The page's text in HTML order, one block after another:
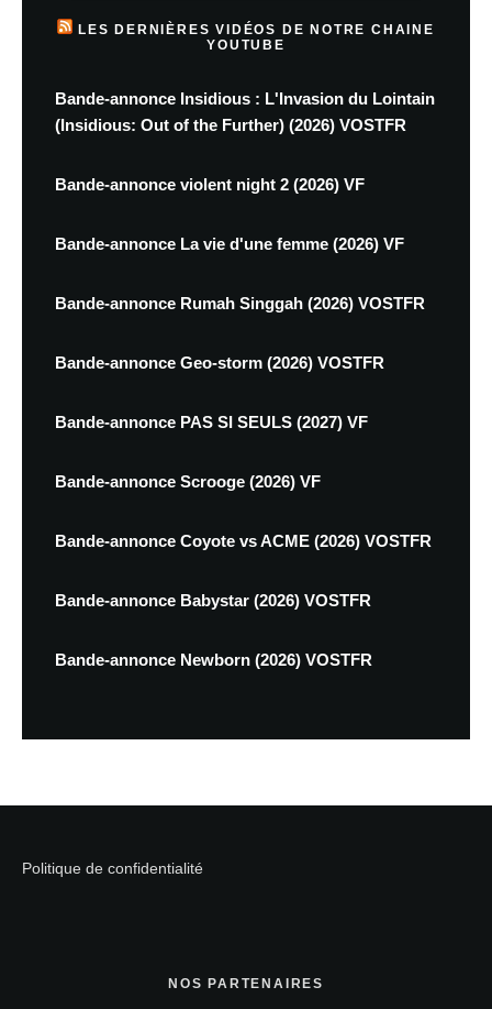
LES DERNIÈRES VIDÉOS DE NOTRE CHAINE
YOUTUBE
Bande-annonce Insidious : L'Invasion du Lointain
(Insidious: Out of the Further) (2026) VOSTFR
Bande-annonce violent night 2 (2026) VF
Bande-annonce La vie d'une femme (2026) VF
Bande-annonce Rumah Singgah (2026) VOSTFR
Bande-annonce Geo-storm (2026) VOSTFR
Bande-annonce PAS SI SEULS (2027) VF
Bande-annonce Scrooge (2026) VF
Bande-annonce Coyote vs ACME (2026) VOSTFR
Bande-annonce Babystar (2026) VOSTFR
Bande-annonce Newborn (2026) VOSTFR
Politique de confidentialité
NOS PARTENAIRES